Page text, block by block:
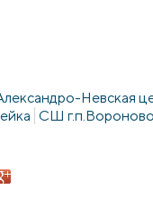
Невская
СШ г.п.Вороново